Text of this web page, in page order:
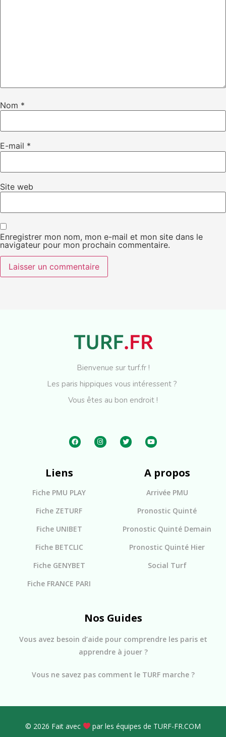
Nom *
E-mail *
Site web
Enregistrer mon nom, mon e-mail et mon site dans le
navigateur pour mon prochain commentaire.
Bienvenue sur turf.fr !
Les paris hippiques vous intéressent ?
Vous êtes au bon endroit !
Liens
Fiche PMU PLAY
Fiche ZETURF
Fiche UNIBET
Fiche BETCLIC
Fiche GENYBET
Fiche FRANCE PARI
A propos
Arrivée PMU
Pronostic Quinté
Pronostic Quinté Demain
Pronostic Quinté Hier
Social Turf
Nos Guides
Vous avez besoin d’aide pour comprendre les paris et
apprendre à jouer ?
Vous ne savez pas comment le TURF marche ?
© 2026 Fait avec par les équipes de TURF-FR.COM